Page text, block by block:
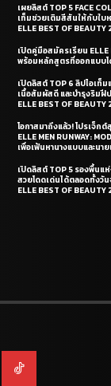
เผยลิสต์ TOP 5 FACE
เท็มช่วยเติมสีสันให้กับใบ
ELLE BEST OF BEAUTY
เปิดคู่มือสมัครเรียน ELLE
พร้อมหลักสูตรที่ออกแบบ
เปิดลิสต์ TOP 6 ลิปไอเท็
เนื้อสัมผัสดี และบำรุงริมฝี
ELLE BEST OF BEAUTY
โอกาสมาถึงแล้ว! โปรเจ็กต์
ELLE MEN RUNWAY:
เพื่อเฟ้นหานางแบบและนา
เปิดลิสต์ TOP 5 รองพื้นแ
สวยโดดเด่นได้ตลอดทั้งวัน
ELLE BEST OF BEAUTY